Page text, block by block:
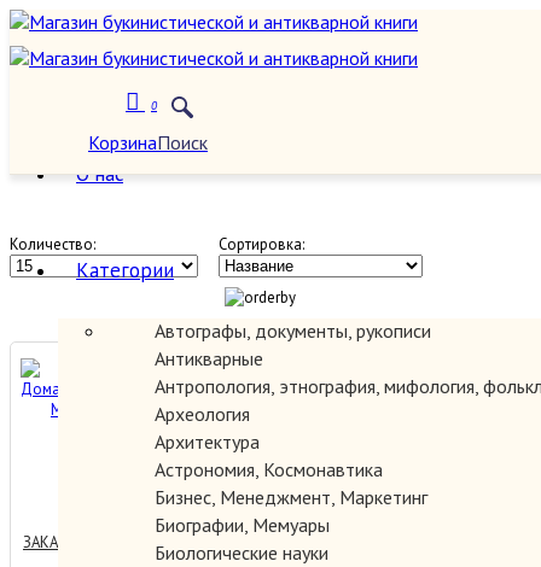
Поиск
0
Корзина
О нас
Категории
Автографы, документы, рукописи
Антикварные
Антропология, этнография, мифология,
Археология
Архитектура
Астрономия, Космонавтика
Бизнес, Менеджмент, Маркетинг
Биографии, Мемуары
Биологические науки
Другие
Количество: Сортировка:
XVIII-й Вечер Дома песни.
Концерт М. Олениной
д'Альгейм
2500.00 руб.
ЗАКАЗАТЬ